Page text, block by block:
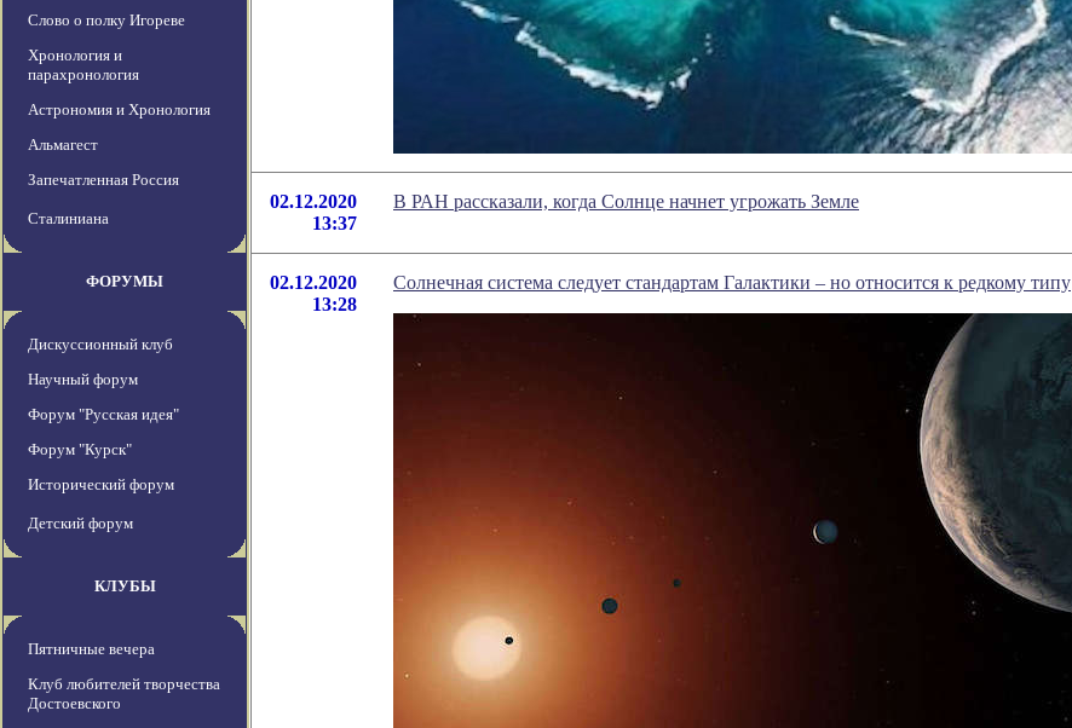
Слово о полку Игореве
Хронология и
парахронология
Астрономия и Хронология
Альмагест
Запечатленная Россия
Сталиниана
ФОРУМЫ
Дискуссионный клуб
Научный форум
Форум "Русская идея"
Форум "Курск"
Исторический форум
Детский форум
КЛУБЫ
Пятничные вечера
Клуб любителей творчества
Достоевского
02.12.2020
13:37
В РАН рассказали, когда Солнце начнет угрожать Земле
02.12.2020
13:28
Солнечная система следует стандартам Галактики – но относится к редкому типу